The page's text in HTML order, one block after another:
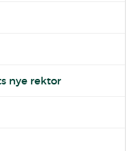
nye rektor